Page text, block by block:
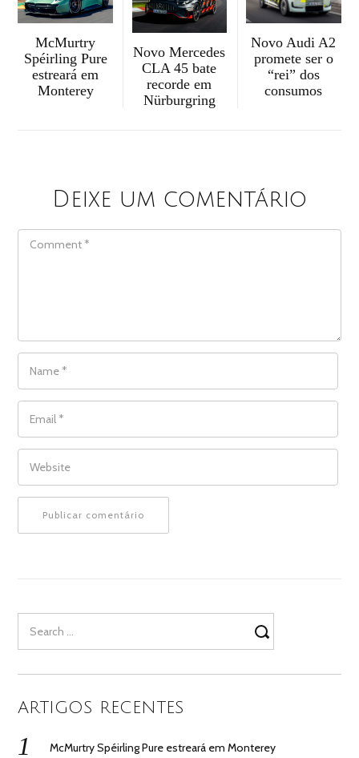
McMurtry
Spéirling Pure
estreará em
Monterey
Novo Mercedes
CLA 45 bate
recorde em
Nürburgring
Novo Audi A2
promete ser o
“rei” dos
consumos
Deixe um comentário
COMMENT
NAME
EMAIL
WEBSITE
for:
ARTIGOS RECENTES
McMurtry Spéirling Pure estreará em Monterey